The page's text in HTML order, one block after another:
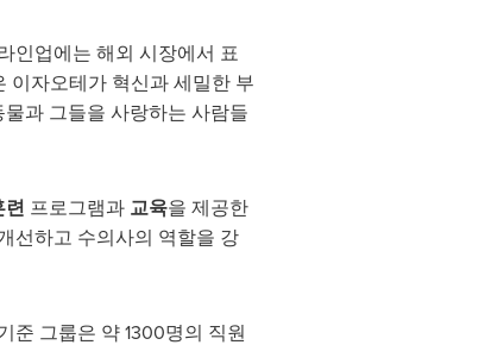
인업에는 해외 시장에서 표
자오테가 혁신과 세밀한 부
과 그들을 사랑하는 사람들
련 프로그램과 교육을 제공한
선하고 수의사의 역할을 강
준 그룹은 약 1300명의 직원